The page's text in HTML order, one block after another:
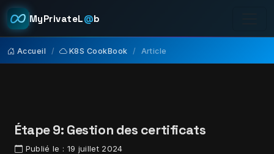
MyPrivateL@b
Accueil K8S CookBook Article
Étape 9: Gestion des certificats
Publié le : 19 juillet 2024